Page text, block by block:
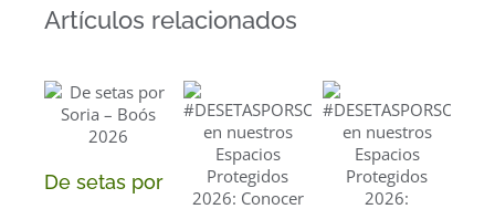
Artículos relacionados
De setas por